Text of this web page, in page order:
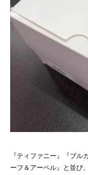
『ティファニー』『ブル
ーフ＆アーペル』と並び